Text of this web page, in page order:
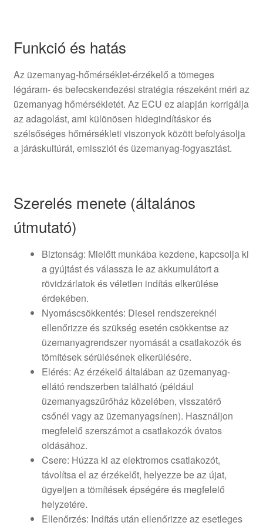
Funkció és hatás
Az üzemanyag-hőmérséklet-érzékelő a tömeges
légáram- és befecskendezési stratégia részeként méri az
üzemanyag hőmérsékletét. Az ECU ez alapján korrigálja
az adagolást, ami különösen hidegindításkor és
szélsőséges hőmérsékleti viszonyok között befolyásolja
a járáskultúrát, emissziót és üzemanyag-fogyasztást.
Szerelés menete (általános
útmutató)
Biztonság: Mielőtt munkába kezdene, kapcsolja ki
a gyújtást és válassza le az akkumulátort a
rövidzárlatok és véletlen indítás elkerülése
érdekében.
Nyomáscsökkentés: Diesel rendszereknél
ellenőrizze és szükség esetén csökkentse az
üzemanyagrendszer nyomását a csatlakozók és
tömítések sérülésének elkerülésére.
Elérés: Az érzékelő általában az üzemanyag-
ellátó rendszerben található (például
üzemanyagszűrőház közelében, visszatérő
csőnél vagy az üzemanyagsínen). Használjon
megfelelő szerszámot a csatlakozók óvatos
oldásához.
Csere: Húzza ki az elektromos csatlakozót,
távolítsa el az érzékelőt, helyezze be az újat,
ügyeljen a tömítések épségére és megfelelő
helyzetére.
Ellenőrzés: Indítás után ellenőrizze az esetleges